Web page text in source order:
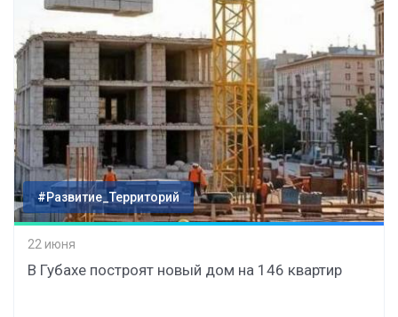
#Развитие_Территорий
22 июня
В Губахе построят новый дом на 146 квартир